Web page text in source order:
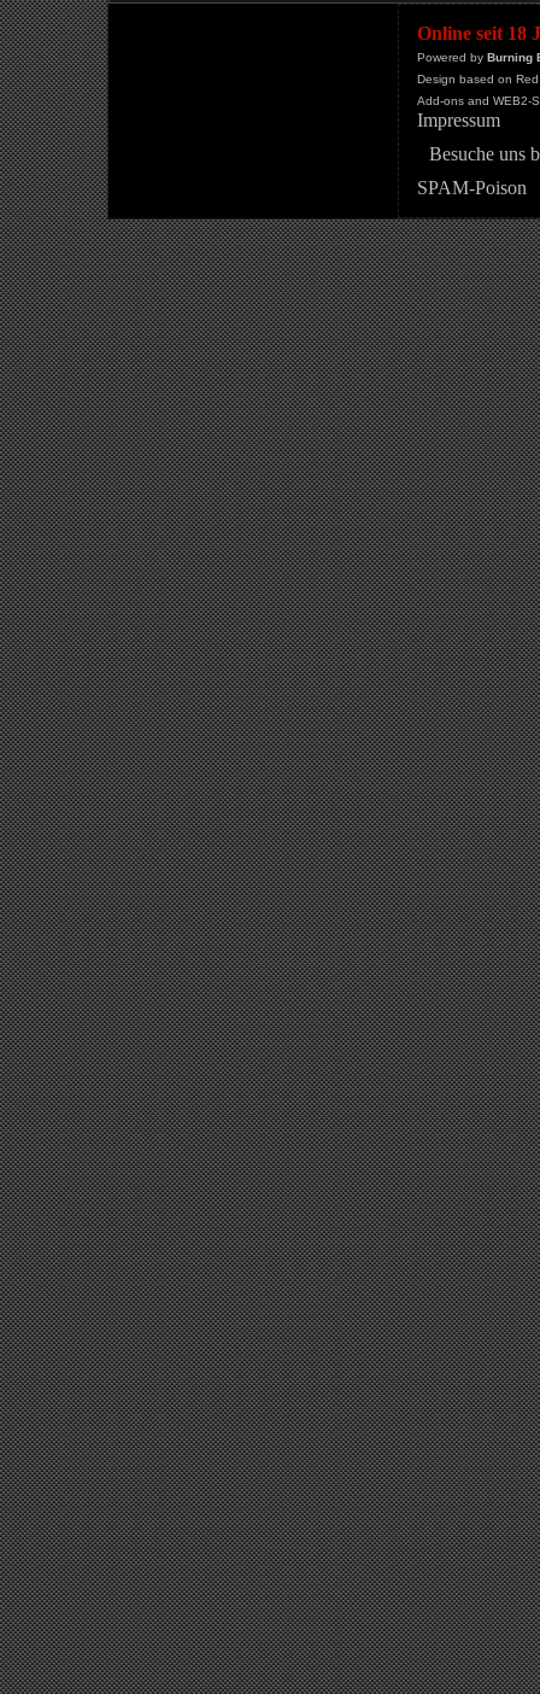
Online seit 18
Powered by Burning
Design based on
Add-ons and WEB2-
Impressum
Besuche uns
SPAM-Poison